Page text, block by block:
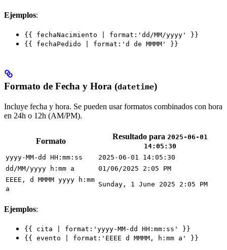
Ejemplos:
{{ fechaNacimiento | format:'dd/MM/yyyy' }}
{{ fechaPedido | format:'d de MMMM' }}
Formato de Fecha y Hora (datetime)
Incluye fecha y hora. Se pueden usar formatos combinados con hora
en 24h o 12h (AM/PM).
Formato
Resultado para 2025-06-01
14:05:30
yyyy-MM-dd HH:mm:ss
2025-06-01 14:05:30
dd/MM/yyyy h:mm a
01/06/2025 2:05 PM
EEEE, d MMMM yyyy h:mm
a
Sunday, 1 June 2025 2:05 PM
Ejemplos:
{{ cita | format:'yyyy-MM-dd HH:mm:ss' }}
{{ evento | format:'EEEE d MMMM, h:mm a' }}